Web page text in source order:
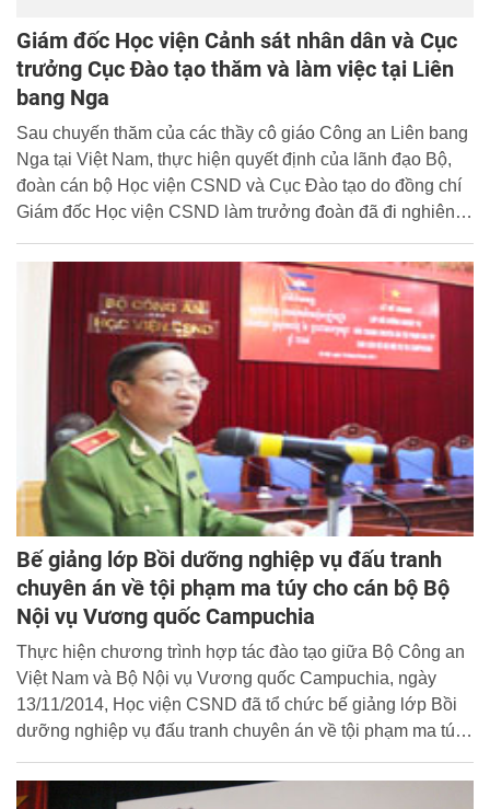
Giám đốc Học viện Cảnh sát nhân dân và Cục
trưởng Cục Đào tạo thăm và làm việc tại Liên
bang Nga
Sau chuyến thăm của các thầy cô giáo Công an Liên bang
Nga tại Việt Nam, thực hiện quyết định của lãnh đạo Bộ,
đoàn cán bộ Học viện CSND và Cục Đào tạo do đồng chí
Giám đốc Học viện CSND làm trưởng đoàn đã đi nghiên
Học viện Thi hành án Liên bang Nga từ 02/11/2014 -
09/11/2014. Tham gia đoàn có đồng chí Thiếu tướng
PGS.TS Bùi Minh Giám, Cục trưởng Cục đào tạo, Bộ
Công an.
Bế giảng lớp Bồi dưỡng nghiệp vụ đấu tranh
chuyên án về tội phạm ma túy cho cán bộ Bộ
Nội vụ Vương quốc Campuchia
Thực hiện chương trình hợp tác đào tạo giữa Bộ Công an
Việt Nam và Bộ Nội vụ Vương quốc Campuchia, ngày
13/11/2014, Học viện CSND đã tổ chức bế giảng lớp Bồi
dưỡng nghiệp vụ đấu tranh chuyên án về tội phạm ma túy